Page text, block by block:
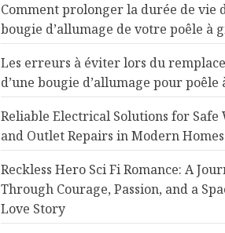
Comment prolonger la durée de vie
bougie d’allumage de votre poêle à
Les erreurs à éviter lors du
d’une bougie d’allumage pour poêle
Reliable Electrical Solutions for
and Outlet Repairs in Modern Homes
Reckless Hero Sci Fi Romance: A
Through Courage, Passion, and a
Love Story